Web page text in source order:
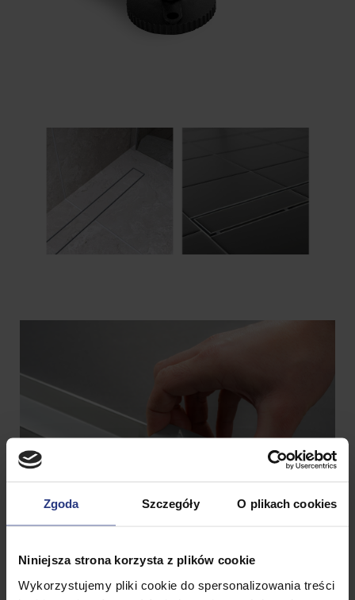
Zgoda Szczegóły O plikach cookies
Niniejsza strona korzysta z plików cookie
Wykorzystujemy pliki cookie do spersonalizowania treści